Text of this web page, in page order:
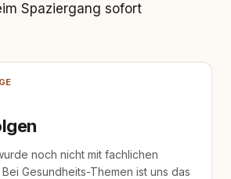
Spaziergang sofort
noch nicht mit fachlichen
Gesundheits-Themen ist uns das